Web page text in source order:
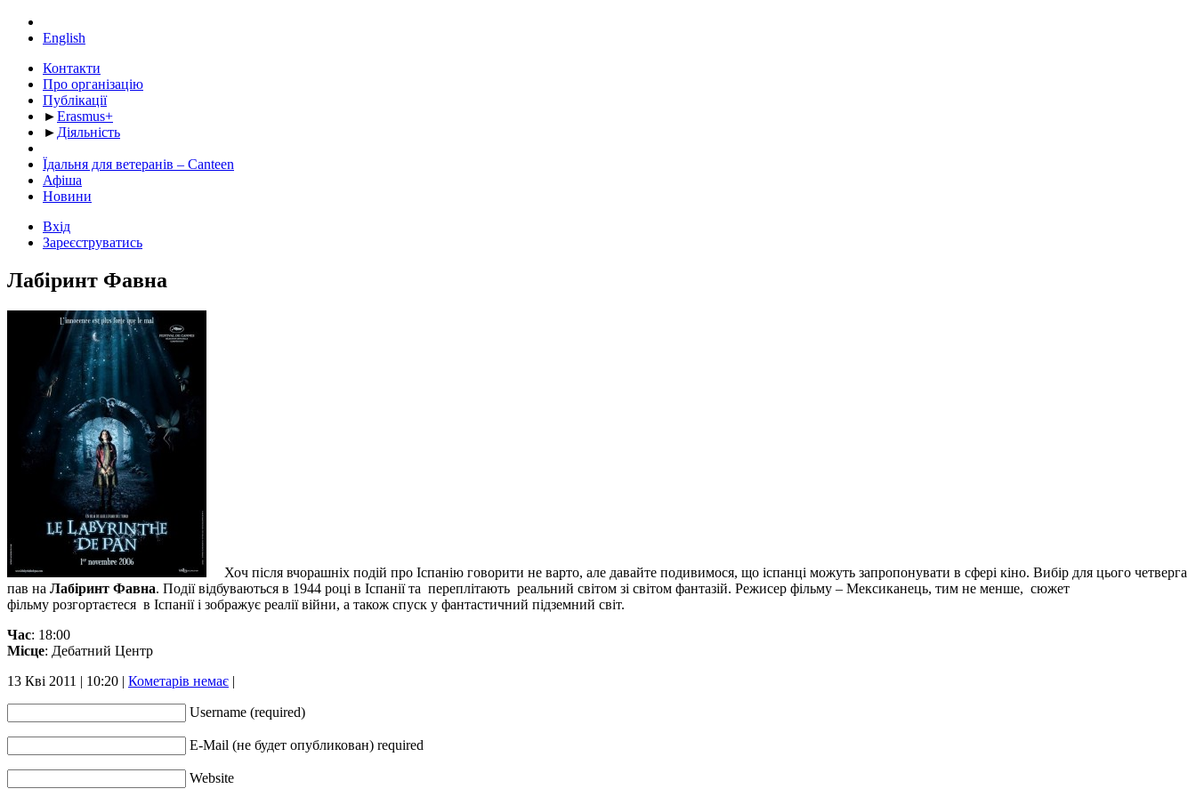
English
Контакти
Про організацію
Публікації
►Erasmus+
► Діяльність
Їдальня для ветеранів – Canteen
Афіша
Новини
Вхід
Зареєструватись
Лабіринт Фавна
Хоч після вчорашніх подій про Іспанію говорити не варто, але давайте подивимося, що іспанці можуть запропонувати в сфері кіно. Вибір для цього четверга
пав на Лабіринт Фавна. Події відбуваються в 1944 році в Іспанії та переплітають реальний світом зі світом фантазій. Режисер фільму – Мексиканець, тим не менше, сюжет
фільму розгортаєтеся в Іспанії і зображує реалії війни, а також спуск у фантастичний підземний світ.
Час: 18:00
Місце: Дебатний Центр
13 Кві 2011 | 10:20 | Кометарів немає |
Username (required)
Е-Mail (не будет опубликован) required
Website